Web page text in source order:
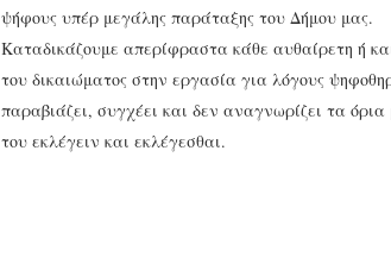
ψήφους υπέρ μεγάλης παράταξης του Δήμου μας.
Καταδικάζουμε απερίφραστα κάθε αυθαίρετη ή
του δικαιώματος στην εργασία για λόγους
παραβιάζει, συγχέει και δεν αναγνωρίζει τα
του εκλέγειν και εκλέγεσθαι.